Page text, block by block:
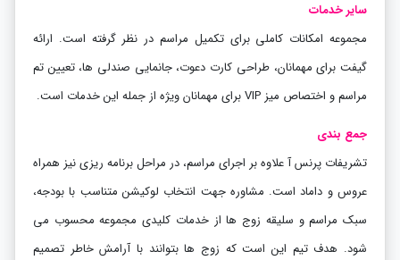
سایر خدمات
مجموعه امکانات کاملی برای تکمیل مراسم در نظر گرفته است. ارائه
گیفت برای مهمانان، طراحی کارت دعوت، جانمایی صندلی ها، تعیین تم
مراسم و اختصاص میزVIPبرای مهمانان ویژه از جمله این خدمات است.
جمع بندی
تشریفات پرنس آ علاوه بر اجرای مراسم، در مراحل برنامه ریزی نیز همراه
عروس و داماد است. مشاوره جهت انتخاب لوکیشن متناسب با بودجه،
سبک مراسم و سلیقه زوج ها از خدمات کلیدی مجموعه محسوب می
شود. هدف تیم این است که زوج ها بتوانند با آرامش خاطر تصمیم